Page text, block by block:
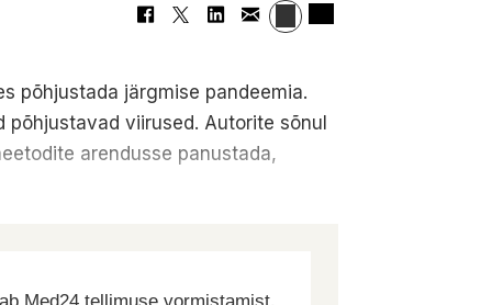
põhjustada järgmise pandeemia.
viirused. Autorite sõnul
arendusse panustada,